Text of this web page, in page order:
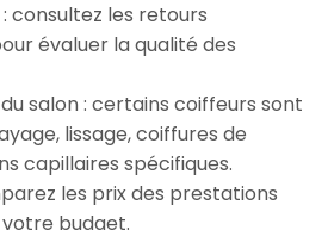
consultez les retours
évaluer la qualité des
salon : certains coiffeurs sont
lissage, coiffures de
capillaires spécifiques.
les prix des prestations
budget.